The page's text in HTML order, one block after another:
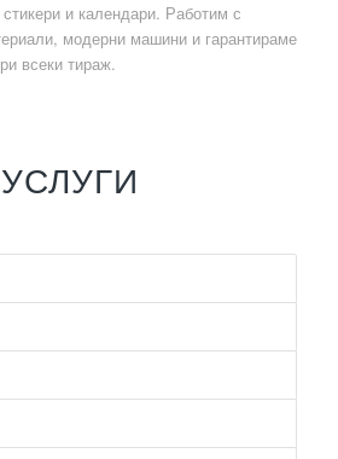
и календари. Работим с
модерни машини и гарантираме
всеки тираж.